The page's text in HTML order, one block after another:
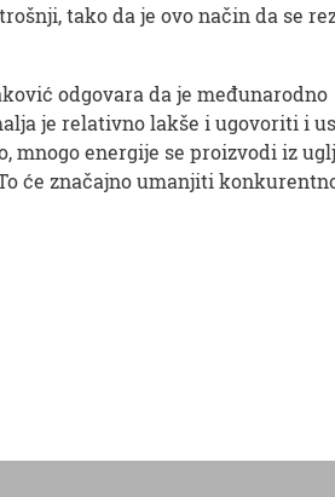
tako da je ovo način da se
odgovara da je međunarodno
je relativno lakše i ugovoriti i
mnogo energije se proizvodi iz
će značajno umanjiti